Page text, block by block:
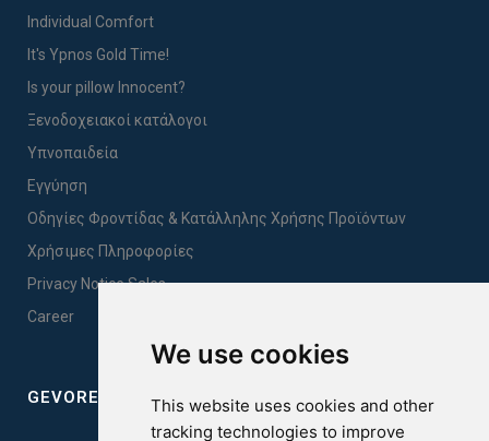
We use cookies
This website uses cookies and other
tracking technologies to improve
Individual Comfort
It's Ypnos Gold Time!
Is your pillow Innocent?
Ξενοδοχειακοί κατάλογοι
Υπνοπαιδεία
Εγγύηση
Οδηγίες Φροντίδας & Κατάλληλης Χρήσης Προϊόντων
Χρήσιμες Πληροφορίες
Privacy Notice Sales
Career
GEVOREST SLEEP QUALITY INDEX